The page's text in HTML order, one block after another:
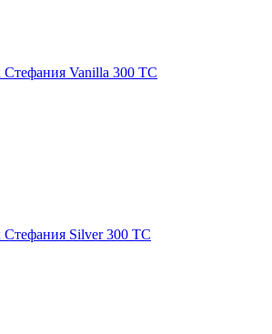
Стефания Vanilla 300 ТС
Стефания Silver 300 ТС